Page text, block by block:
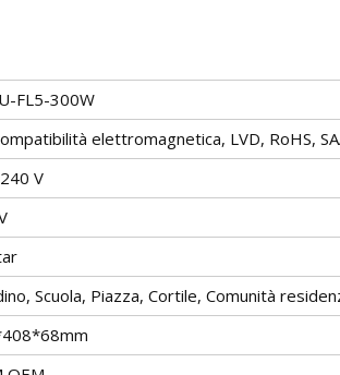
FL5-300W
elettromagnetica, LVD, RoHS,
V
Scuola, Piazza, Cortile, Comunità